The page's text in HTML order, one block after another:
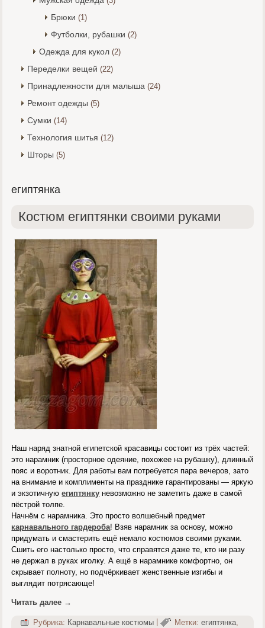
Брюки (1)
Футболки, рубашки (2)
Одежда для кукол (2)
Переделки вещей (22)
Принадлежности для малыша (24)
Ремонт одежды (5)
Сумки (14)
Технология шитья (12)
Шторы (5)
египтянка
Костюм египтянки своими руками
Наш наряд знатной египетской красавицы состоит из трёх частей:
это нарамник (просторное одеяние, похожее на рубашку), длинный
пояс и воротник. Для работы вам потребуется пара вечеров, зато
на внимание и комплименты на празднике гарантированы — яркую
и экзотичнуюегиптянку невозможно не заметить даже в самой
пёстрой толпе.
Начнём с нарамника. Это просто волшебный предмет
карнавального гардероба! Взяв нарамник за основу, можно
придумать и смастерить ещё немало костюмов своими руками.
Сшить его настолько просто, что справятся даже те, кто ни разу
не держал в руках иголку. А ещё в нарамнике комфортно, он
скрывает полноту, но подчёркивает женственные изгибы и
выглядит потрясающе!
Читать далее →
Рубрика: Карнавальные костюмы | Метки: египтянка